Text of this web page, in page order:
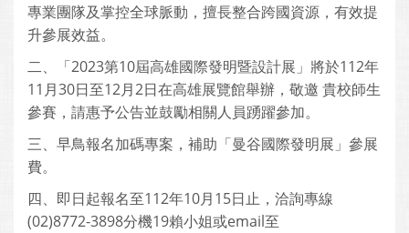
專業團隊及掌控全球脈動，擅長整合跨國資源，有效提
升參展效益。
二、「2023第10屆高雄國際發明暨設計展」將於112年
11月30日至12月2日在高雄展覽館舉辦，敬邀 貴校師生
參賽，請惠予公告並鼓勵相關人員踴躍參加。
三、早鳥報名加碼專案，補助「曼谷國際發明展」參展
費。
四、即日起報名至112年10月15日止，洽詢專線
(02)8772-3898分機19賴小姐或email至